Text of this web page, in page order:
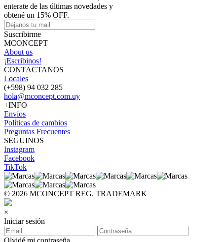
enterate de las últimas novedades y
obtené un 15% OFF.
Suscribirme
MCONCEPT
About us
¡Escribinos!
CONTACTANOS
Locales
(+598) 94 032 285
hola@mconcept.com.uy
+INFO
Envíos
Políticas de cambios
Preguntas Frecuentes
SEGUINOS
Instagram
Facebook
TikTok
© 2026 MCONCEPT REG. TRADEMARK
×
Iniciar sesión
Olvidé mi contraseña